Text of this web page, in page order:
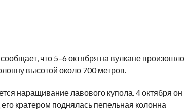
что 5–6 октября на вулкане произошло
высотой около 700 метров.
наращивание лавового купола. 4 октября он
кратером поднялась пепельная колонна